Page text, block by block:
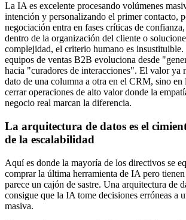
La IA es excelente procesando volúmenes
intención y personalizando el primer contacto,
negociación entra en fases críticas de
dentro de la organización del cliente o
complejidad, el criterio humano es
equipos de ventas B2B evoluciona desde
hacia "curadores de interacciones". El valor ya
dato de una columna a otra en el CRM, sino en
cerrar operaciones de alto valor donde la
negocio real marcan la diferencia.
La arquitectura de datos es el
de la escalabilidad
Aquí es donde la mayoría de los directivos se
comprar la última herramienta de IA pero
parece un cajón de sastre. Una arquitectura de
consigue que la IA tome decisiones erróneas a
masiva.